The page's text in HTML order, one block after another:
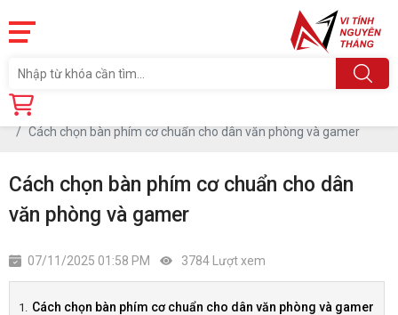
Trang chủ
Cách chọn bàn phím cơ chuẩn cho dân văn phòng và gamer
Cách chọn bàn phím cơ chuẩn cho dân
văn phòng và gamer
07/11/2025 01:58 PM 3784 Lượt xem
Cách chọn bàn phím cơ chuẩn cho dân văn phòng và gamer